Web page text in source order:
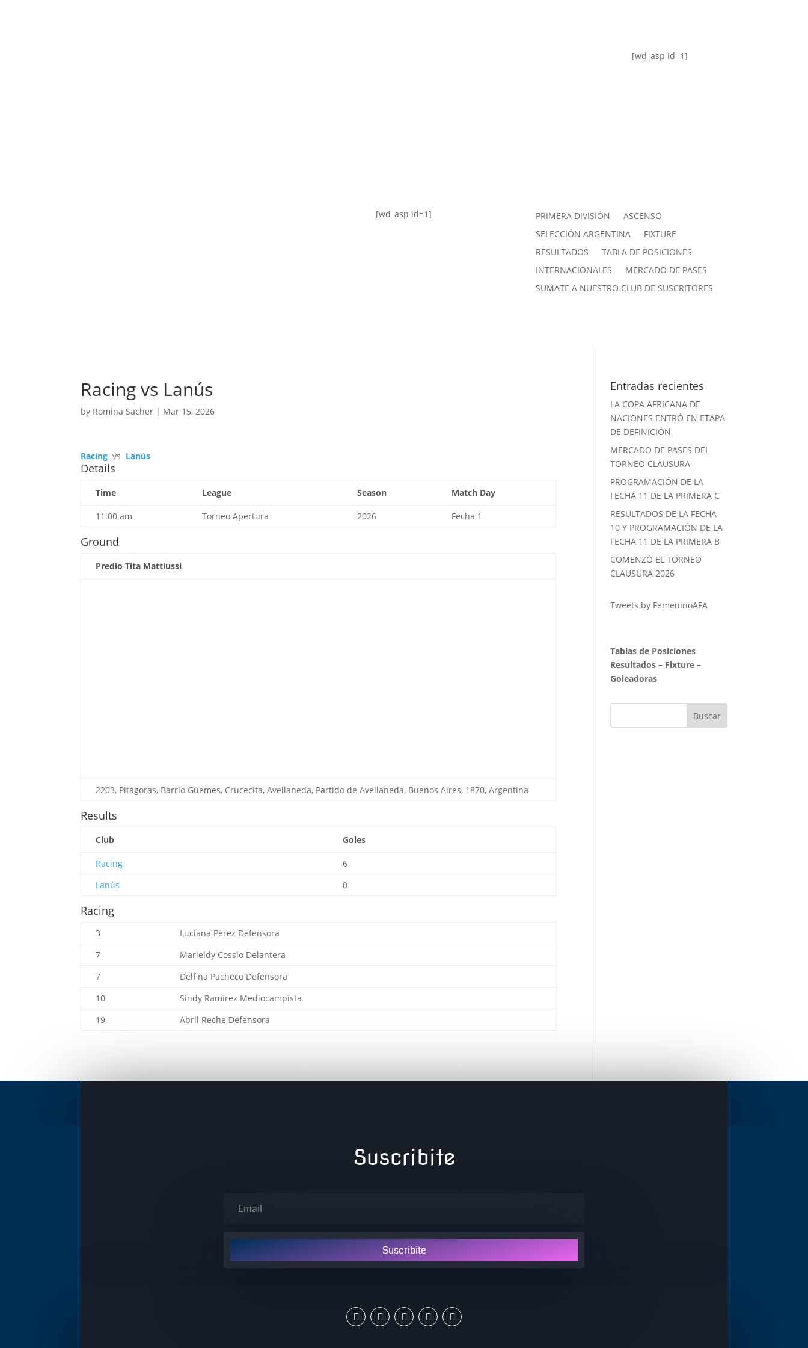
[wd_asp id=1]
[wd_asp id=1] PRIMERA DIVISIÓN
ASCENSO
SELECCIÓN ARGENTINA
FIXTURE
RESULTADOS
TABLA DE POSICIONES
INTERNACIONALES
MERCADO DE PASES
SUMATE A NUESTRO CLUB DE SUSCRITORES
Racing vs Lanús
by Romina Sacher | Mar 15, 2026
Racing vs Lanús
Details
Time League Season Match Day
11:00 am Torneo Apertura 2026 Fecha 1
Ground
Predio Tita Mattiussi
2203, Pitágoras, Barrio Güemes, Crucecita, Avellaneda, Partido de Avellaneda, Buenos Aires, 1870, Argentina
Results
Club Goles
Racing
6
Lanús
0
Racing
3 Luciana Pérez Defensora
7
Marleidy Cossio Delantera
7
Delfina Pacheco Defensora
10
Sindy Ramirez Mediocampista
19
Abril Reche Defensora
Entradas recientes
LA COPA AFRICANA DE
NACIONES ENTRÓ EN ETAPA
DE DEFINICIÓN
MERCADO DE PASES DEL
TORNEO CLAUSURA
PROGRAMACIÓN DE LA
FECHA 11 DE LA PRIMERA C
RESULTADOS DE LA FECHA
10 Y PROGRAMACIÓN DE LA
FECHA 11 DE LA PRIMERA B
COMENZÓ EL TORNEO
CLAUSURA 2026
Tweets by FemeninoAFA
Tablas de Posiciones
Resultados – Fixture –
Goleadoras
Suscribite
Suscribite